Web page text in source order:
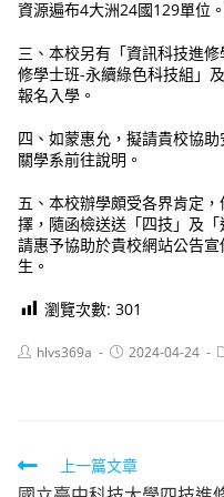
資源遍布4大洲24國129單位
三、本校另有「資訊科技進
修學士班-永續綠色科技組」
報名入學。
四、如蒙惠允，擬請貴校協
關學系前往說明。
五、本校辦學頗受各界肯定
擇，隨函檢送送「四技」及
請惠予協助於貴校網站公告
生。
瀏覽次數: 301
Posthlvs369a
Post2024-04-24
Read上一篇文章